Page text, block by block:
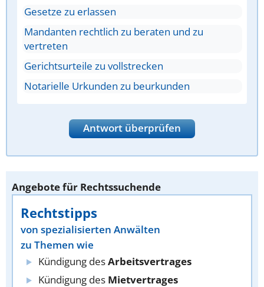
Gesetze zu erlassen
Mandanten rechtlich zu beraten und zu
vertreten
Gerichtsurteile zu vollstrecken
Notarielle Urkunden zu beurkunden
Antwort überprüfen
Angebote für Rechtssuchende
Rechtstipps
von spezialisierten Anwälten
zu Themen wie
Kündigung desArbeitsvertrages
Kündigung des Mietvertrages